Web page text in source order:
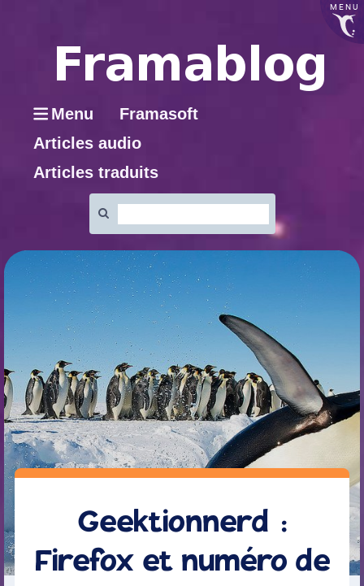
MENU
Menu
Framasoft
Articles audio
Articles traduits
:
Geektionnerd :
Firefox et numéro de